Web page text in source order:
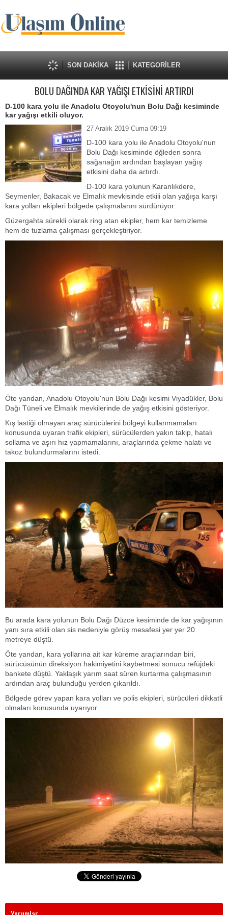
SON DAKİKA KATEGORİLER
BOLU DAĞI'NDA KAR YAĞIŞI ETKİSİNİ ARTIRDI
D-100 kara yolu ile Anadolu Otoyolu'nun Bolu Dağı kesiminde
kar yağışı etkili oluyor.
27 Aralık 2019 Cuma 09:19
D-100 kara yolu ile Anadolu Otoyolu'nun
Bolu Dağı kesiminde öğleden sonra
sağanağın ardından başlayan yağış
etkisini daha da artırdı.
D-100 kara yolunun Karanlıkdere,
Seymenler, Bakacak ve Elmalık mevkisinde etkili olan yağışa karşı
kara yolları ekipleri bölgede çalışmalarını sürdürüyor.
Güzergahta sürekli olarak ring atan ekipler, hem kar temizleme
hem de tuzlama çalışması gerçekleştiriyor.
Öte yandan, Anadolu Otoyolu'nun Bolu Dağı kesimi Viyadükler, Bolu
Dağı Tüneli ve Elmalık mevkilerinde de yağış etkisini gösteriyor.
Kış lastiği olmayan araç sürücülerini bölgeyi kullanmamaları
konusunda uyaran trafik ekipleri, sürücülerden yakın takip, hatalı
sollama ve aşırı hız yapmamalarını, araçlarında çekme halatı ve
takoz bulundurmalarını istedi.
Bu arada kara yolunun Bolu Dağı Düzce kesiminde de kar yağışının
yanı sıra etkili olan sis nedeniyle görüş mesafesi yer yer 20
metreye düştü.
Öte yandan, kara yollarına ait kar küreme araçlarından biri,
sürücüsünün direksiyon hakimiyetini kaybetmesi sonucu refüjdeki
bankete düştü. Yaklaşık yarım saat süren kurtarma çalışmasının
ardından araç bulunduğu yerden çıkarıldı.
Bölgede görev yapan kara yolları ve polis ekipleri, sürücüleri dikkatli
olmaları konusunda uyarıyor.